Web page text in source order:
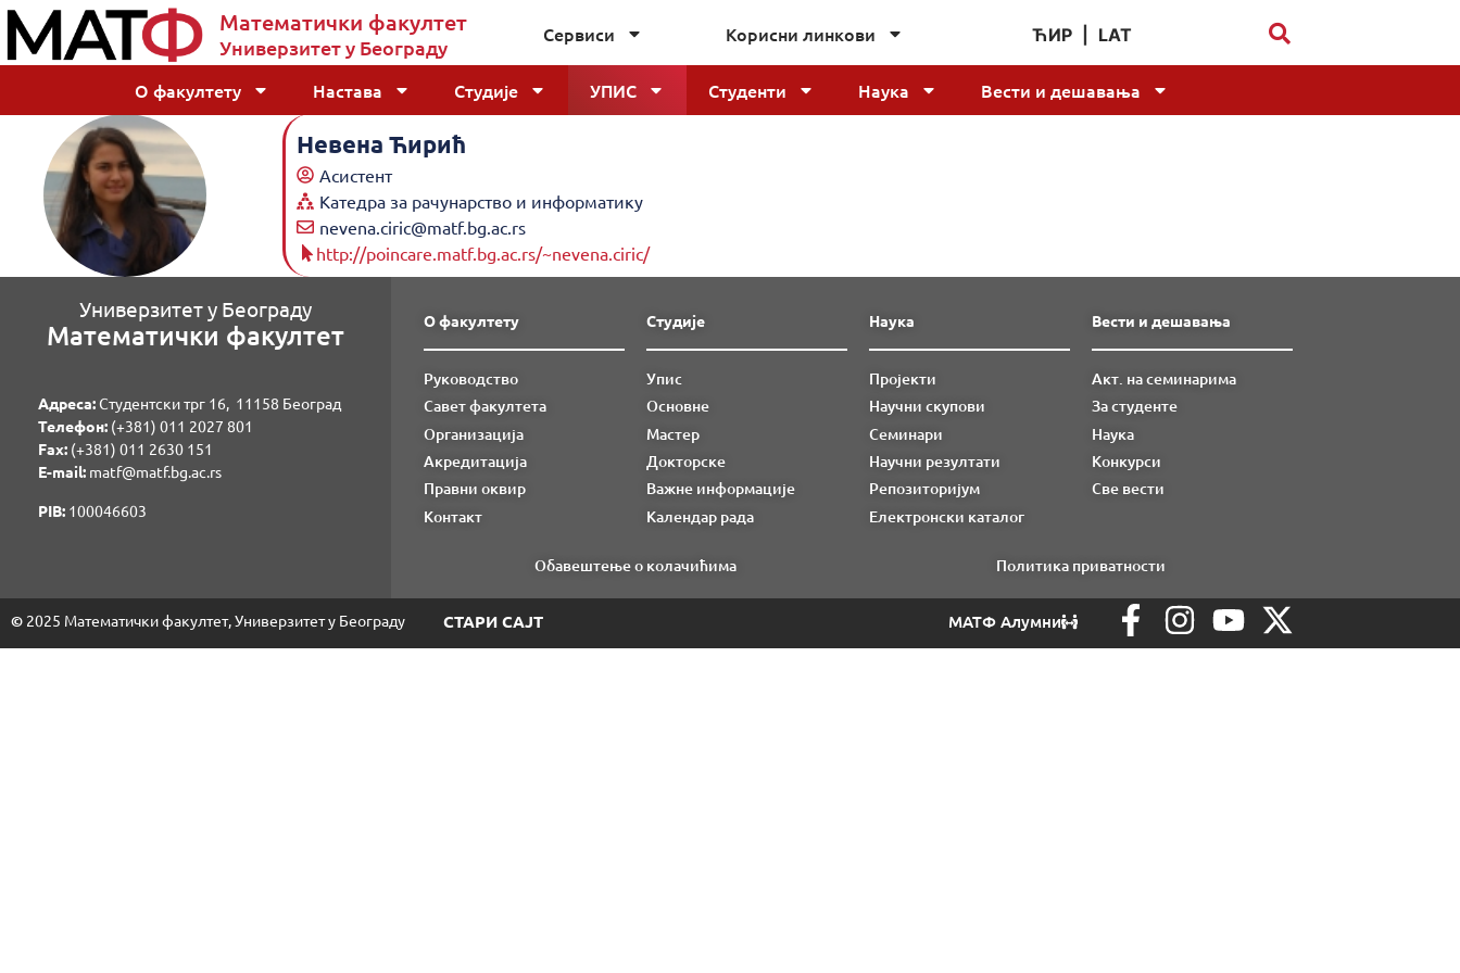
Математички факултет
Универзитет у Београду
Сервиси Корисни линкови ЋИР LAT
О факултету Настава Студије УПИС Студенти Наука Вести и дешавања
Невена Ћирић
Асистент
Катедра за рачунарство и информатику
nevena.ciric@matf.bg.ac.rs
http://poincare.matf.bg.ac.rs/~nevena.ciric/
Универзитет у Београду
Математички факултет
Адреса:Студентски трг 16, 11158 Београд
Телефон: (+381) 011 2027 801
Fаx: (+381) 011 2630 151
E-mail: matf@matf.bg.ac.rs
PIB: 100046603
О факултету
Руководство
Савет факултета
Организација
Акредитација
Правни оквир
Контакт
Студије
Упис
Основне
Мастер
Докторске
Важне информације
Календар рада
Наука
Пројекти
Научни скупови
Семинари
Научни резултати
Репозиторијум
Електронски каталог
Вести и дешавања
Акт. на семинарима
За студенте
Наука
Конкурси
Све вести
Обавештење о колачићима Политика приватности
© 2025 Математички факултет, Универзитет у Београду СТАРИ САЈТ МАТФ Алумни